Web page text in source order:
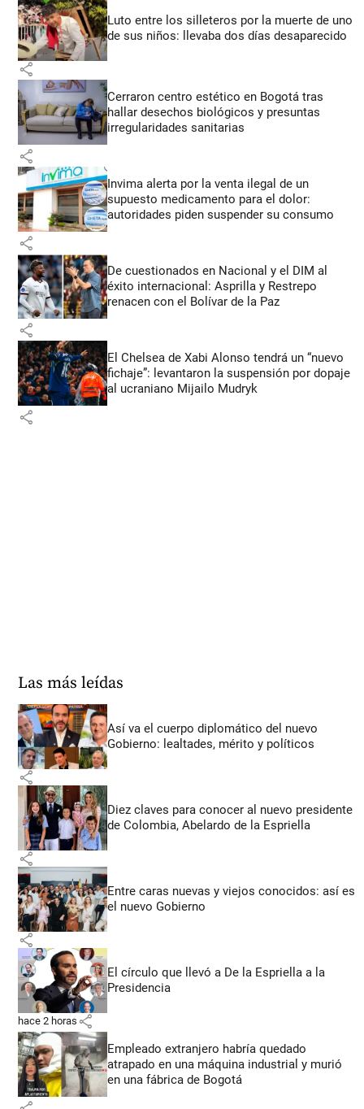
Luto entre los silleteros por la muerte de uno
de sus niños: llevaba dos días desaparecido
share
Cerraron centro estético en Bogotá tras
hallar desechos biológicos y presuntas
irregularidades sanitarias
share
Invima alerta por la venta ilegal de un
supuesto medicamento para el dolor:
autoridades piden suspender su consumo
share
De cuestionados en Nacional y el DIM al
éxito internacional: Asprilla y Restrepo
renacen con el Bolívar de la Paz
share
El Chelsea de Xabi Alonso tendrá un “nuevo
fichaje”: levantaron la suspensión por dopaje
al ucraniano Mijailo Mudryk
share
Las más leídas
Así va el cuerpo diplomático del nuevo
Gobierno: lealtades, mérito y políticos
share
Diez claves para conocer al nuevo presidente
de Colombia, Abelardo de la Espriella
share
Entre caras nuevas y viejos conocidos: así es
el nuevo Gobierno
share
El círculo que llevó a De la Espriella a la
Presidencia
hace 2 horas share
Empleado extranjero habría quedado
atrapado en una máquina industrial y murió
en una fábrica de Bogotá